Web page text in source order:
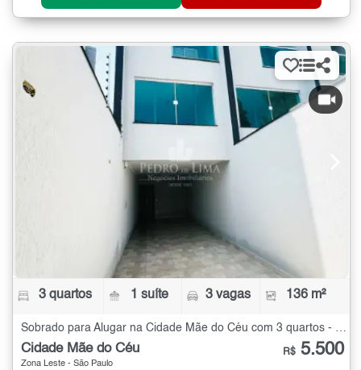
3 quartos 1 suíte 3 vagas 136 m²
Sobrado para Alugar na Cidade Mãe do Céu com 3 quartos - 136 m²
Cidade Mãe do Céu
Zona Leste - São Paulo
R$ 5.500